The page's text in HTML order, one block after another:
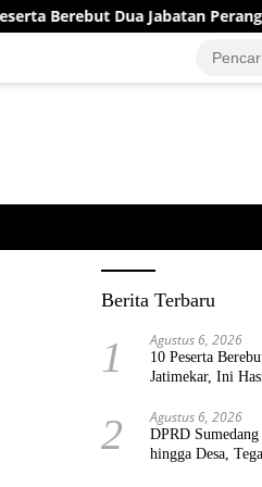
Berebut Dua Jabatan Perangkat
Berita Terbaru
1 Agustus 6, 2026
10 Peserta
Jatimekar, Ini
2 Agustus 6, 2026
DPRD
hingga Desa,